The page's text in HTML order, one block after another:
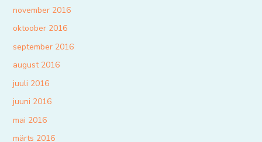
november 2016
oktoober 2016
september 2016
august 2016
juuli 2016
juuni 2016
mai 2016
märts 2016